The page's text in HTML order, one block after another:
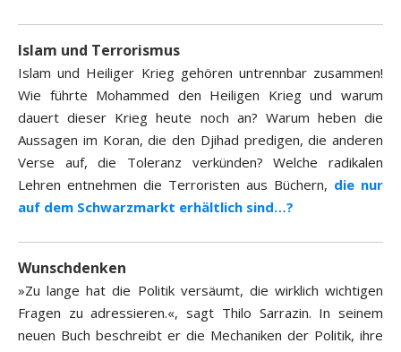
Islam und Terrorismus
Islam und Heiliger Krieg gehören untrennbar zusammen!
Wie führte Mohammed den Heiligen Krieg und warum
dauert dieser Krieg heute noch an? Warum heben die
Aussagen im Koran, die den Djihad predigen, die anderen
Verse auf, die Toleranz verkünden? Welche radikalen
Lehren entnehmen die Terroristen aus Büchern, die nur
auf dem Schwarzmarkt erhältlich sind…?
Wunschdenken
»Zu lange hat die Politik versäumt, die wirklich wichtigen
Fragen zu adressieren.«, sagt Thilo Sarrazin. In seinem
neuen Buch beschreibt er die Mechaniken der Politik, ihre